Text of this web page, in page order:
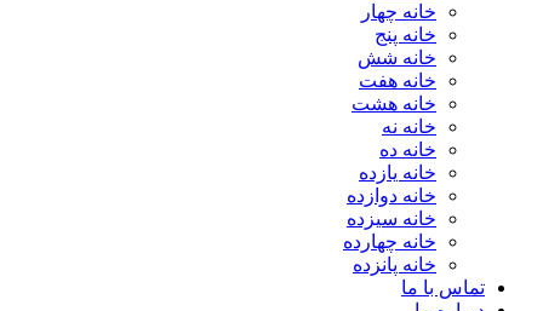
خانه چهار
خانه پنج
خانه شش
خانه هفت
خانه هشت
خانه نه
خانه ده
خانه یازده
خانه دوازده
خانه سیزده
خانه چهارده
خانه پانزده
تماس با ما